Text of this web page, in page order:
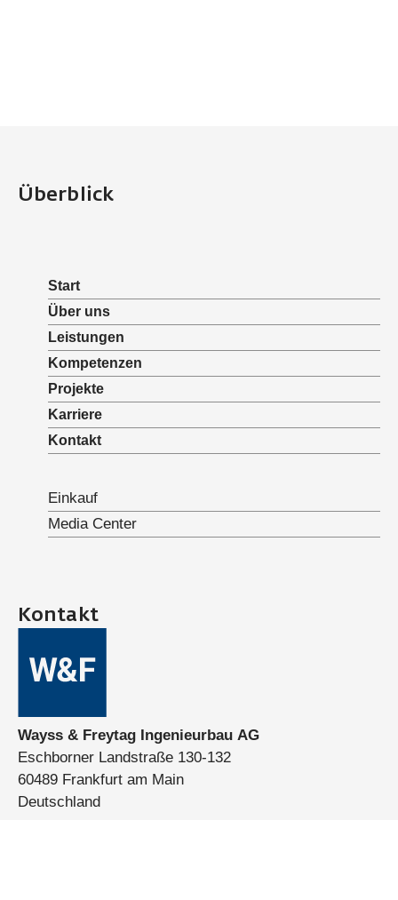
Überblick
Start
Über uns
Leistungen
Kompetenzen
Projekte
Karriere
Kontakt
Einkauf
Media Center
Kontakt
Wayss & Freytag Ingenieurbau AG
Eschborner Landstraße 130-132
60489 Frankfurt am Main
Deutschland